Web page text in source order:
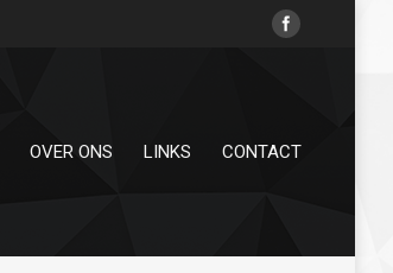
OVER ONS LINKS CONTACT